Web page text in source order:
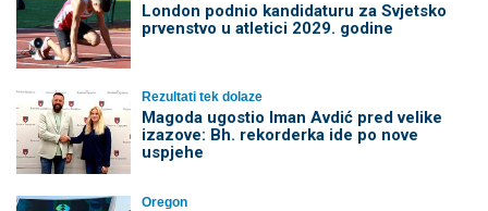
London podnio kandidaturu za Svjetsko
prvenstvo u atletici 2029. godine
Rezultati tek dolaze
Magoda ugostio Iman Avdić pred velike
izazove: Bh. rekorderka ide po nove
uspjehe
Oregon